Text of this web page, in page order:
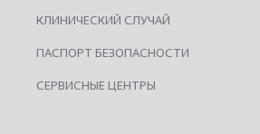
КЛИНИЧЕСКИЙ СЛУЧАЙ
ПАСПОРТ БЕЗОПАСНОСТИ
СЕРВИСНЫЕ ЦЕНТРЫ